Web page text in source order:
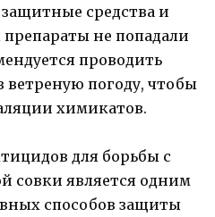
средства и
препараты не попадали
проводить
ветреную погоду, чтобы
химикатов.
для борьбы с
совки является одним
способов защиты